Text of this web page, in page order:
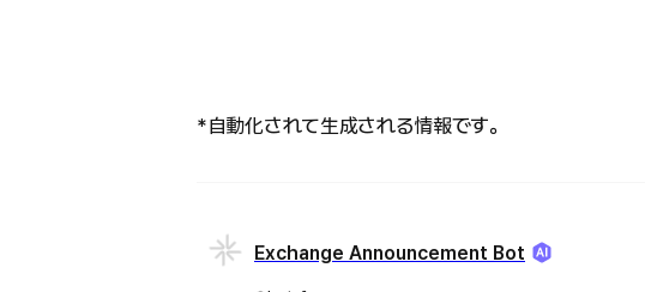
*自動化されて生成される情報です。
Exchange Announcement Bot